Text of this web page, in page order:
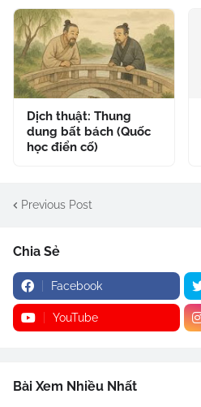
Dịch thuật: Thung
dung bất bách (Quốc
học điển cố)
Previous Post
Chia Sẻ
Facebook
YouTube
Bài Xem Nhiều Nhất